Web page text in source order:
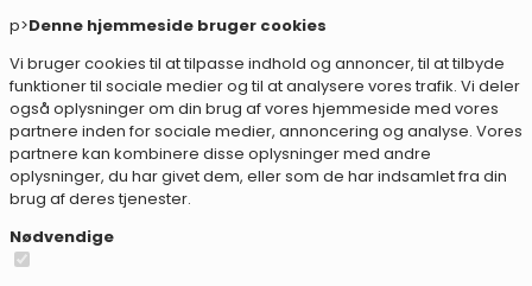
p>Denne hjemmeside bruger cookies
Vi bruger cookies til at tilpasse indhold og annoncer, til at tilbyde
funktioner til sociale medier og til at analysere vores trafik. Vi deler
også oplysninger om din brug af vores hjemmeside med vores
partnere inden for sociale medier, annoncering og analyse. Vores
partnere kan kombinere disse oplysninger med andre
oplysninger, du har givet dem, eller som de har indsamlet fra din
brug af deres tjenester.
Nødvendige